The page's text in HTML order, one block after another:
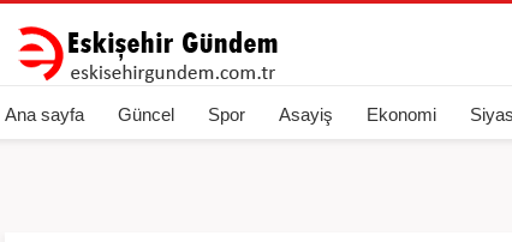
Ana sayfa Güncel Spor Asayiş Ekonomi